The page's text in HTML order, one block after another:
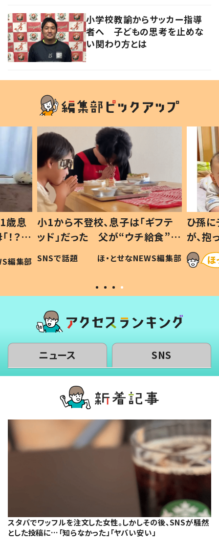
小学校教諭からサッカー指導
者へ 子どもの思考を止めな
い関わり方とは
歳息
？」
編集部
小1から不登校、息子は「ギフテ
ッド」だった 父が“ウチ給食”を
作り続ける理由とは #令和の親
#令和の子
SNSで話題 ほ・とせなNEWS編集部
ひ孫
が、
「涙が
い」
ニュース SNS
スタバでワッフルを注文した女性。しかしその後、SNSが騒然
とした投稿に…「知らなかった」「ヤバい安い」